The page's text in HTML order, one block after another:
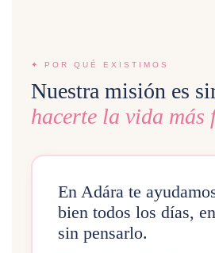
✦ POR QUÉ EXISTIMOS
Nuestra misión es
hacerte la vida más
En Adára te
bien todos los días,
sin pensarlo.